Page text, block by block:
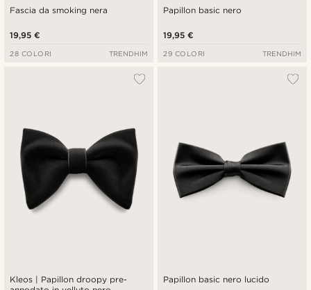
Fascia da smoking nera
19,95 €
28 COLORI TRENDHIM
Papillon basic nero
19,95 €
29 COLORI TRENDHIM
Kleos | Papillon droopy pre-
Papillon basic nero lucido